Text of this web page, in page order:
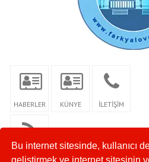
Bu internet sitesinde, kullanıcı
geliştirmek ve internet sitesinin
HABERLER KÜNYE İLETİŞİM